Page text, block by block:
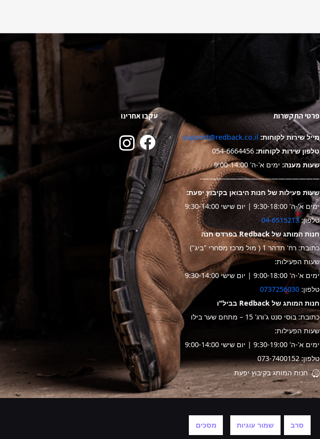
פרטי התקשרות
מייל שירות לקוחות: support@redback.co.il
טלפון שירות לקוחות:054-6664456
שעות מענה: ימים א'-ה' 9:00-14:00
—————————————————-
שעות פעילות של חנות היבואן בקיבוץ יפעת:
ימים א'-ה' 9:30-18:00 | יום שישי 9:30-14:00
טלפון: 04-6515213
חנות המותג של Redback בפרדס חנה
כתובת: רח' תדהר 1 ( מול מרכז מסחרי "ביג")
שעות הפעילות:
ימים א'-ה' 9:00-18:00 | יום שישי 9:30-14:00
טלפון: 0737256030
חנות המותג של Redback בביל"ו
כתובת: בוסי סנט ג'ורג' 15 – מתחם שער בילו
שעות הפעילות:
ימים א'-ה' 9:30-19:00 | יום שישי 9:00-14:00
טלפון: 073-7400152
חנות המותג בקיבוץ יפעת
עקבו אחרינו
סרב שמור עוגיות מסכים